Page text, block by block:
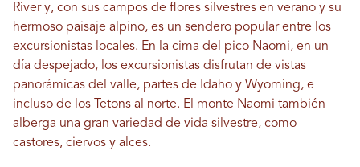
River y, con sus campos de flores silvestres en verano y su
hermoso paisaje alpino, es un sendero popular entre los
excursionistas locales. En la cima del pico Naomi, en un
día despejado, los excursionistas disfrutan de vistas
panorámicas del valle, partes de Idaho y Wyoming, e
incluso de los Tetons al norte. El monte Naomi también
alberga una gran variedad de vida silvestre, como
castores, ciervos y alces.